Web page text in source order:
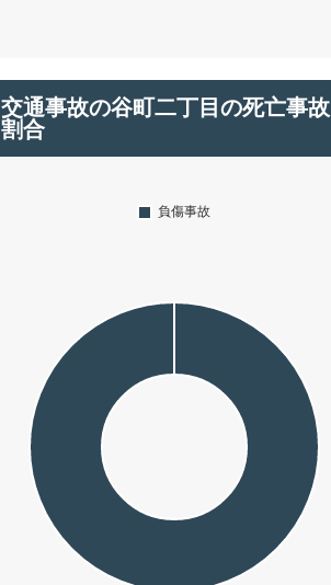
交通事故の谷町二丁目の死亡事故
割合